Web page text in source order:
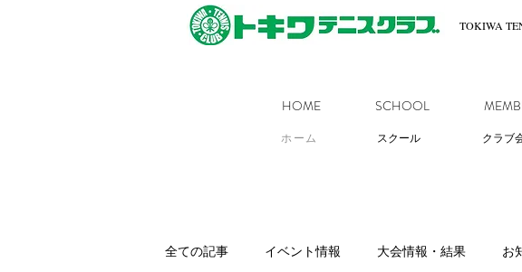
TOKIWA
HOME SCHOOL
ホーム スクール クラブ
全ての記事 イベント情報 大会情報・結果 お